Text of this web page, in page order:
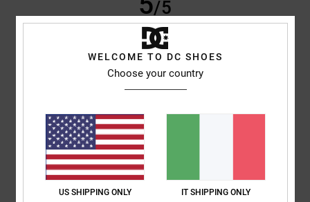
/5
16. giugno 2026
Materiale: 5/5 Colore: 5/5
Consiglio questo prodotto
3 /5
WELCOME TO DC SHOES
Choose your country
US SHIPPING ONLY IT SHIPPING ONLY